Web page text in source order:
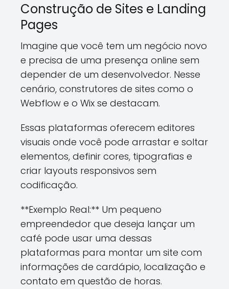
Construção de Sites e Landing
Pages
Imagine que você tem um negócio novo
e precisa de uma presença online sem
depender de um desenvolvedor. Nesse
cenário, construtores de sites como o
Webflow e o Wix se destacam.
Essas plataformas oferecem editores
visuais onde você pode arrastar e soltar
elementos, definir cores, tipografias e
criar layouts responsivos sem
codificação.
**Exemplo Real:** Um pequeno
empreendedor que deseja lançar um
café pode usar uma dessas
plataformas para montar um site com
informações de cardápio, localização e
contato em questão de horas.